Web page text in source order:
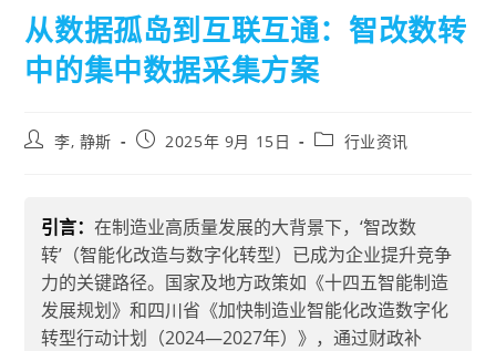
从数据孤岛到互联互通：智改数转
中的集中数据采集方案
李, 静斯 2025年 9月 15日 行业资讯
引言：在制造业高质量发展的大背景下，‘智改数
转’（智能化改造与数字化转型）已成为企业提升竞争
力的关键路径。国家及地方政策如《十四五智能制造
发展规划》和四川省《加快制造业智能化改造数字化
转型行动计划（2024—2027年）》，通过财政补